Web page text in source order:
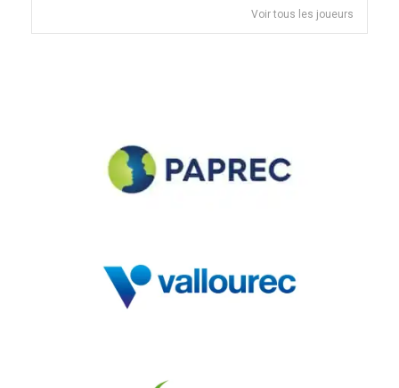
Voir tous les joueurs